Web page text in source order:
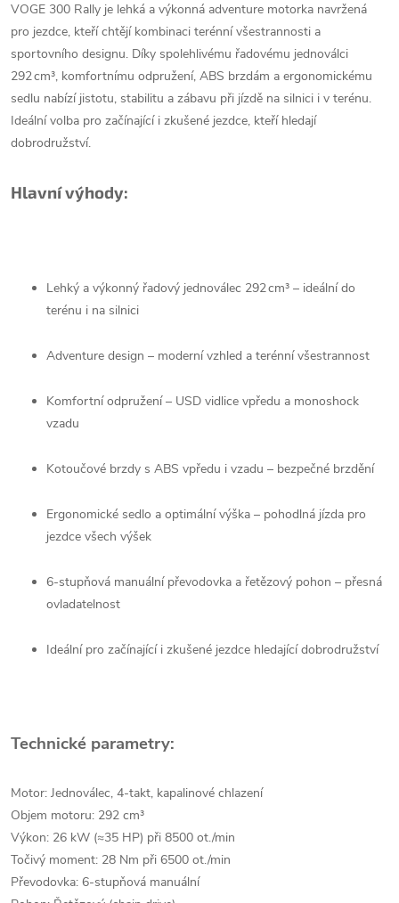
VOGE 300 Rally je lehká a výkonná adventure motorka navržená
pro jezdce, kteří chtějí kombinaci terénní všestrannosti a
sportovního designu. Díky spolehlivému řadovému jednoválci
292 cm³, komfortnímu odpružení, ABS brzdám a ergonomickému
sedlu nabízí jistotu, stabilitu a zábavu při jízdě na silnici i v terénu.
Ideální volba pro začínající i zkušené jezdce, kteří hledají
dobrodružství.
Hlavní výhody:
Lehký a výkonný řadový jednoválec 292 cm³ – ideální do
terénu i na silnici
Adventure design – moderní vzhled a terénní všestrannost
Komfortní odpružení – USD vidlice vpředu a monoshock
vzadu
Kotoučové brzdy s ABS vpředu i vzadu – bezpečné brzdění
Ergonomické sedlo a optimální výška – pohodlná jízda pro
jezdce všech výšek
6-stupňová manuální převodovka a řetězový pohon – přesná
ovladatelnost
Ideální pro začínající i zkušené jezdce hledající dobrodružství
Technické parametry:
Motor: Jednoválec, 4-takt, kapalinové chlazení
Objem motoru: 292 cm³
Výkon: 26 kW (≈35 HP) při 8500 ot./min
Točivý moment: 28 Nm při 6500 ot./min
Převodovka: 6-stupňová manuální